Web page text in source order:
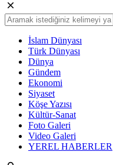
İslam Dünyası
Türk Dünyası
Dünya
Gündem
Ekonomi
Siyaset
Köşe Yazısı
Kültür-Sanat
Foto Galeri
Video Galeri
YEREL HABERLER